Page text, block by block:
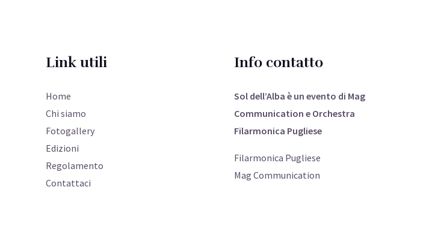
Link utili
Home
Chi siamo
Fotogallery
Edizioni
Regolamento
Contattaci
Info contatto
Sol dell’Alba è un evento di Mag
Communication e Orchestra
Filarmonica Pugliese
Filarmonica Pugliese
Mag Communication